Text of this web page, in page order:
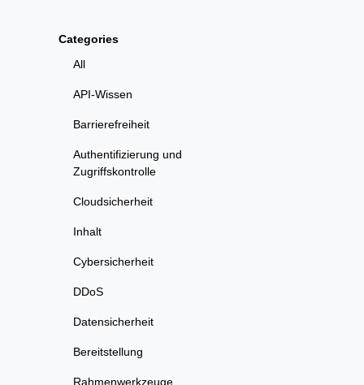
Categories
All
API-Wissen
Barrierefreiheit
Authentifizierung und
Zugriffskontrolle
Cloudsicherheit
Inhalt
Cybersicherheit
DDoS
Datensicherheit
Bereitstellung
Rahmenwerkzeuge